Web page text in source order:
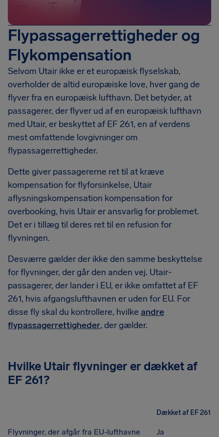
Flypassagerrettigheder og
Flykompensation
Selvom Utair ikke er et europæisk flyselskab,
overholder de altid europæiske love, hver gang de
flyver fra en europæisk lufthavn. Det betyder, at
passagerer, der flyver ud af en europæisk lufthavn
med Utair, er beskyttet af EF 261, en af verdens
mest omfattende lovgivninger om
flypassagerrettigheder.
Dette giver passagererne ret til at kræve
kompensation for flyforsinkelse, Utair
aflysningskompensation kompensation for
overbooking, hvis Utair er ansvarlig for problemet.
Det er i tillæg til deres ret til en refusion for
flyvningen.
Desværre gælder der ikke den samme beskyttelse
for flyvninger, der går den anden vej. Utair-
passagerer, der lander i EU, er ikke omfattet af EF
261, hvis afgangslufthavnen er uden for EU. For
disse fly skal du kontrollere, hvilke andre
flypassagerrettigheder, der gælder.
Hvilke Utair flyvninger er dækket af
EF 261?
Dækket af EF 261
Flyvninger, der afgår fra EU-lufthavne
Ja